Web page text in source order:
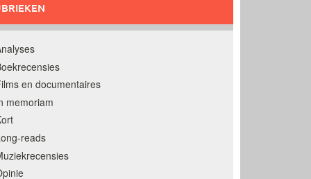
en documentaires
memoriam
reads